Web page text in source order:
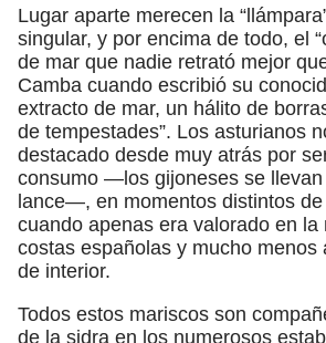
Lugar aparte merecen la
singular, y por encima de todo, el
de mar que nadie retrató mejor
Camba cuando escribió su
extracto de mar, un hálito de
de tempestades”. Los asturianos
destacado desde muy atrás por
consumo —los gijoneses se llevan
lance—, en momentos distintos de
cuando apenas era valorado en la
costas españolas y mucho menos
de interior.
Todos estos mariscos son
de la sidra en los numerosos